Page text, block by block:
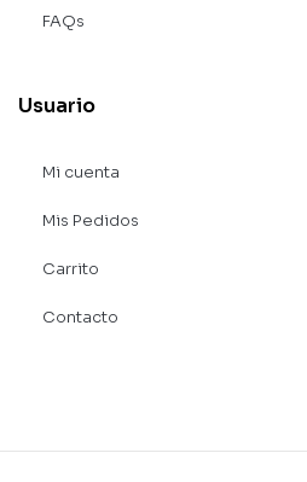
FAQs
Usuario
Mi cuenta
Mis Pedidos
Carrito
Contacto